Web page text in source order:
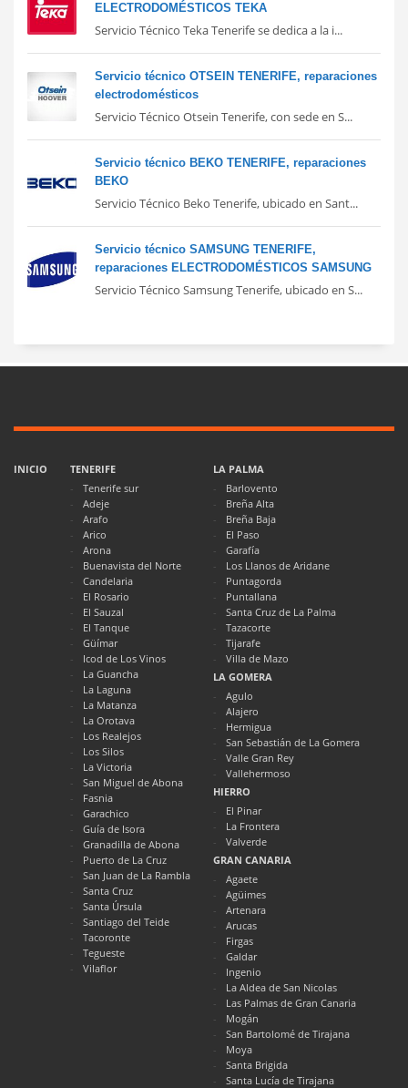
ELECTRODOMÉSTICOS TEKA
Servicio Técnico Teka Tenerife se dedica a la i...
Servicio técnico OTSEIN TENERIFE, reparaciones
electrodomésticos
Servicio Técnico Otsein Tenerife, con sede en S...
Servicio técnico BEKO TENERIFE, reparaciones
BEKO
Servicio Técnico Beko Tenerife, ubicado en Sant...
Servicio técnico SAMSUNG TENERIFE,
reparaciones ELECTRODOMÉSTICOS SAMSUNG
Servicio Técnico Samsung Tenerife, ubicado en S...
INICIO
TENERIFE
Tenerife sur
Adeje
Arafo
Arico
Arona
Buenavista del Norte
Candelaria
El Rosario
El Sauzal
El Tanque
Güímar
Icod de Los Vinos
La Guancha
La Laguna
La Matanza
La Orotava
Los Realejos
Los Silos
La Victoria
San Miguel de Abona
Fasnia
Garachico
Guía de Isora
Granadilla de Abona
Puerto de La Cruz
San Juan de La Rambla
Santa Cruz
Santa Úrsula
Santiago del Teide
Tacoronte
Tegueste
Vilaflor
LA PALMA
Barlovento
Breña Alta
Breña Baja
El Paso
Garafía
Los Llanos de Aridane
Puntagorda
Puntallana
Santa Cruz de La Palma
Tazacorte
Tijarafe
Villa de Mazo
LA GOMERA
Agulo
Alajero
Hermigua
San Sebastián de La Gomera
Valle Gran Rey
Vallehermoso
HIERRO
El Pinar
La Frontera
Valverde
GRAN CANARIA
Agaete
Agüimes
Artenara
Arucas
Firgas
Galdar
Ingenio
La Aldea de San Nicolas
Las Palmas de Gran Canaria
Mogán
San Bartolomé de Tirajana
Moya
Santa Brigida
Santa Lucía de Tirajana